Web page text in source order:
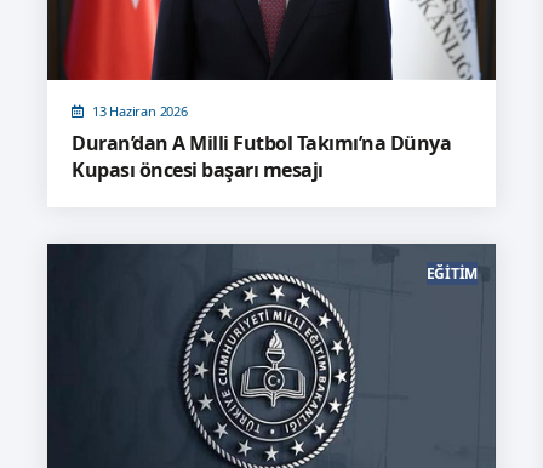
13 Haziran 2026
Duran’dan A Milli Futbol Takımı’na Dünya
Kupası öncesi başarı mesajı
EĞITIM